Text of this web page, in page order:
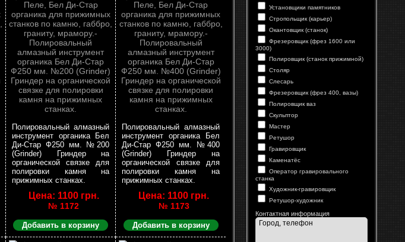
Полировальный алмазный
инструмент органика Бел
Ди-Стар Ф250 мм. №200
(Grinder) Гриндер на
органической связке для
полировки камня на
прижимных станках.
Цена: 1100 грн.
№ 1172
Добавить в корзину
Полировальный алмазный
инструмент органика Бел
Ди-Стар Ф250 мм. №400
(Grinder) Гриндер на
органической связке для
полировки камня на
прижимных станках.
Цена: 1100 грн.
№ 1173
Добавить в корзину
Установщики памятников
Стропольщик (карьер)
Окантовщик (станок)
Фрезеровщик (фрез 1600 или
3000)
Полировщик (станок прижимной)
Столяр
Слесарь
Фрезеровщик (фрез 400, вазы)
Полировщик ваз
Скульптор
Мастер
Ретушор
Гравировщик
Каменатёс
Оператор гравировального
станка
Художник-гравировщик
Ретушор-художник
Контактная информация